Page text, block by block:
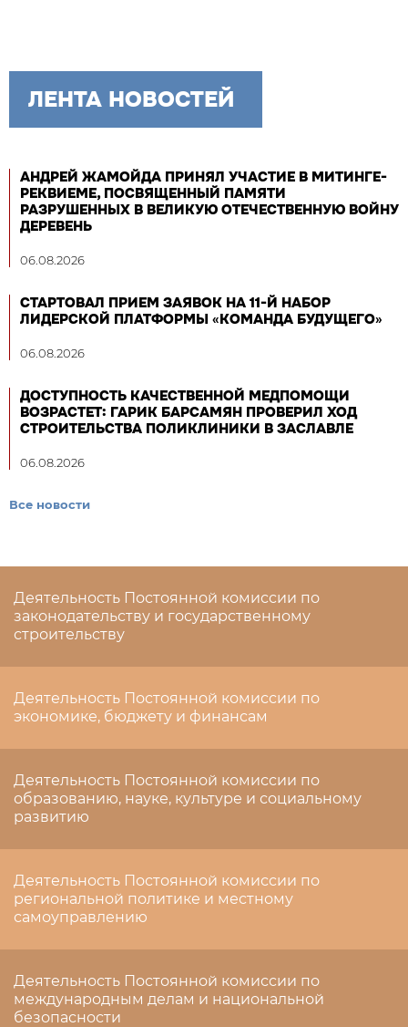
ЛЕНТА НОВОСТЕЙ
АНДРЕЙ ЖАМОЙДА ПРИНЯЛ УЧАСТИЕ В МИТИНГЕ-
РЕКВИЕМЕ, ПОСВЯЩЕННЫЙ ПАМЯТИ
РАЗРУШЕННЫХ В ВЕЛИКУЮ ОТЕЧЕСТВЕННУЮ ВОЙНУ
ДЕРЕВЕНЬ
06.08.2026
СТАРТОВАЛ ПРИЕМ ЗАЯВОК НА 11-Й НАБОР
ЛИДЕРСКОЙ ПЛАТФОРМЫ «КОМАНДА БУДУЩЕГО»
06.08.2026
ДОСТУПНОСТЬ КАЧЕСТВЕННОЙ МЕДПОМОЩИ
ВОЗРАСТЕТ: ГАРИК БАРСАМЯН ПРОВЕРИЛ ХОД
СТРОИТЕЛЬСТВА ПОЛИКЛИНИКИ В ЗАСЛАВЛЕ
06.08.2026
Все новости
Деятельность Постоянной комиссии по
законодательству и государственному
строительству
Деятельность Постоянной комиссии по
экономике, бюджету и финансам
Деятельность Постоянной комиссии по
образованию, науке, культуре и социальному
развитию
Деятельность Постоянной комиссии по
региональной политике и местному
самоуправлению
Деятельность Постоянной комиссии по
международным делам и национальной
безопасности